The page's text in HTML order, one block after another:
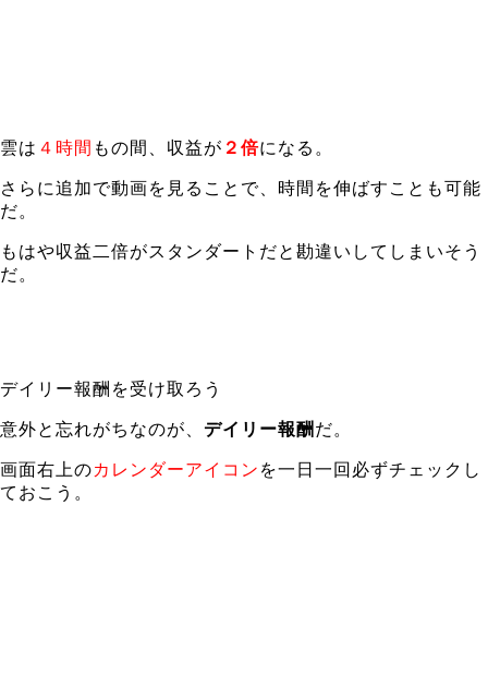
雲は ４時間 もの間、収益が ２倍になる。
さらに追加で動画を見ることで、時間を伸ばすことも可能
だ。
もはや収益二倍がスタンダートだと勘違いしてしまいそう
だ。
デイリー報酬を受け取ろう
意外と忘れがちなのが、 デイリー報酬 だ。
画面右上のカレンダーアイコン を一日一回必ずチェックし
ておこう。